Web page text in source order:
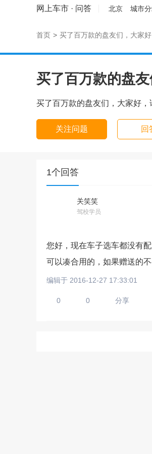
网上车市 · 问答 北京 城市分
首页 > 买了百万款的盘友们，大家
买了百万款的盘
买了百万款的盘友们，大家好
关注问题 回
1个回答
关笑笑
驾校学员
您好，现在车子选车都没有
可以凑合用的，如果赠送的
编辑于 2016-12-27 17:33:01
0 0 分享